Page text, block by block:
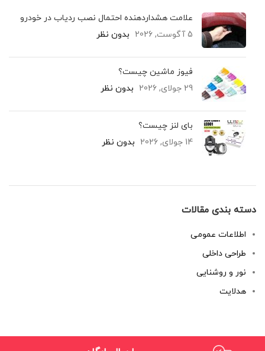
علامت هشداردهنده احتمال نصب ردیاب در خودرو
5 آگوست, 2026
بدون نظر
فیوز ماشین چیست؟
29 جولای, 2026
بدون نظر
بای لنز چیست؟
14 جولای, 2026
بدون نظر
دسته بندی مقالات
اطلاعات عمومی
طراحی داخلی
نور و روشنایی
هدلایت